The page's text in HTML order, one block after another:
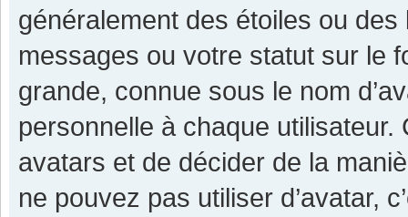
généralement des étoiles ou
messages ou votre statut sur le
grande, connue sous le nom
personnelle à chaque utilisateur.
avatars et de décider de la
ne pouvez pas utiliser d’avatar,